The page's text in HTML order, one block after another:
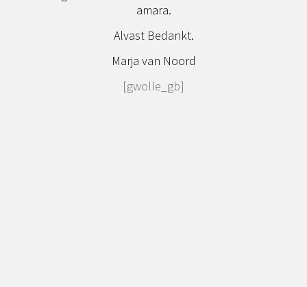
amara.
Alvast Bedankt.
Marja van Noord
[gwolle_gb]